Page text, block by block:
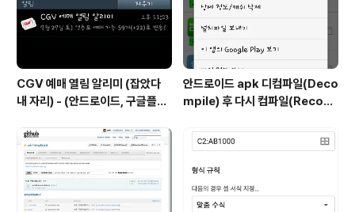
CGV 예매 열림 알리미 (잡았다
내 자리) - (안드로이드, 구글플레
안드로이드 apk 디컴파일(Deco
mpile) 후 다시 컴파일(Recom